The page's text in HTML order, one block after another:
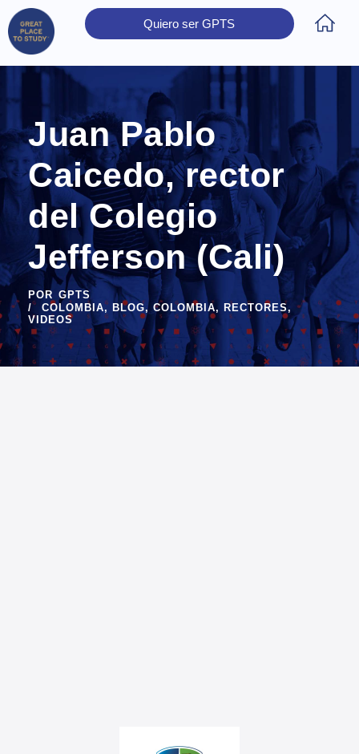
Quiero ser GPTS
Juan Pablo
Caicedo, rector
del Colegio
Jefferson (Cali)
POR GPTS
COLOMBIA, BLOG, COLOMBIA, RECTORES,
VIDEOS